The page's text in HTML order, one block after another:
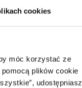
cookies
móc korzystać ze
plików cookie
udostępniasz